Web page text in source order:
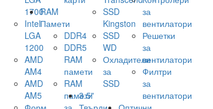
1700
Intel
LGA
1200
AMD
AM4
AMD
AM5
RAM
Памети
DDR4
DDR5
RAM
памети
RAM
памети
SSD
Kingston
SSD
WD
Охладители
за
SSD
3.5"
за
вентилатори
Решетки
за
вентилатори
Филтри
за
вентилатори